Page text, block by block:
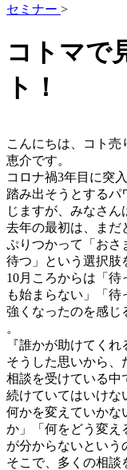
セミナー >
コトマで
ト！
こんにちは、コト
恵介です。
コロナ禍3年目に突
踏み出そうとするパ
じますが、みなさん
去年の最初は、まだ
ぷりつかって「おさ
待つ」という選択肢
10月ころからは「待
も始まらない」「
強くなったのを感じ
。
『誰かが助けてく
そうした思いから、
相談を受けている中
続けていてはいけな
何かを変えていかな
か」「何をどう変え
が分からないという
そこで、多くの相談